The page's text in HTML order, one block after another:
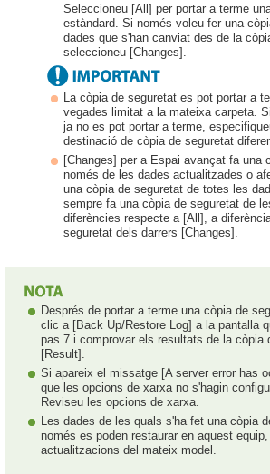
Seleccioneu [All] per portar a terme
estàndard. Si només voleu fer una
dades que s'han canviat des de la
seleccioneu [Changes].
La còpia de seguretat es pot portar a
vegades limitat a la mateixa carpeta.
ja no es pot portar a terme,
destinació de còpia de seguretat
[Changes] per a Espai avançat fa una
només de les dades actualitzades o
una còpia de seguretat de totes les
sempre fa una còpia de seguretat de
diferències respecte a [All], a
seguretat dels darrers [Changes].
Després de portar a terme una còpia de
clic a [Back Up/Restore Log] a la pantalla
pas 7 i comprovar els resultats de la còpia
[Result].
Si apareix el missatge [A server error has
que les opcions de xarxa no s'hagin
Reviseu les opcions de xarxa.
Les dades de les quals s'ha fet una còpia
només es poden restaurar en aquest
actualitzacions del mateix model.